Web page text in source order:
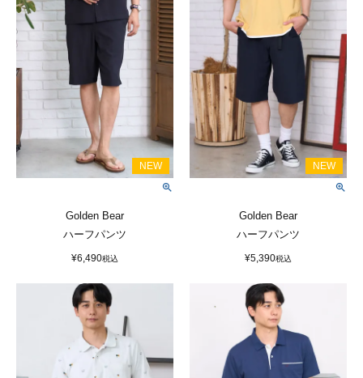
Golden Bear
ハーフパンツ
¥6,490税込
Golden Bear
ハーフパンツ
¥5,390税込